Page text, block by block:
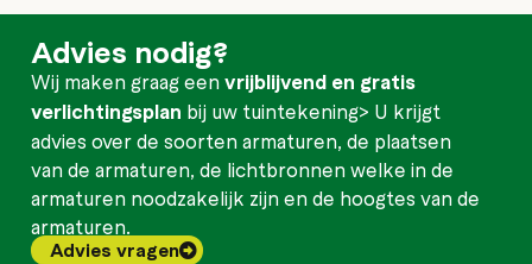
Advies nodig?
Wij maken graag eenvrijblijvend en gratis
verlichtingsplan bij uw tuintekening> U krijgt
advies over de soorten armaturen, de plaatsen
van de armaturen, de lichtbronnen welke in de
armaturen noodzakelijk zijn en de hoogtes van de
armaturen.
Advies vragen